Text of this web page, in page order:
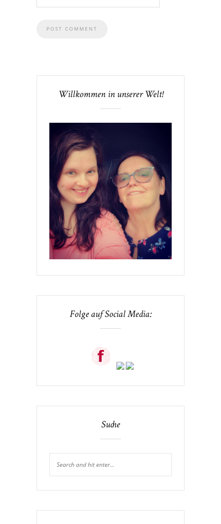
Willkommen in unserer Welt!
Folge auf Social Media:
Suche